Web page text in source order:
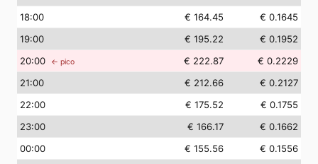
18:00 € 164.45
€ 0.1645
19:00 € 195.22
€ 0.1952
20:00 ← pico € 222.87
€ 0.2229
21:00 € 212.66
€ 0.2127
22:00 € 175.52
€ 0.1755
23:00 € 166.17
€ 0.1662
00:00 € 155.56
€ 0.1556